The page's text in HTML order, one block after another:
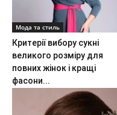
Мода та стиль
Критерії вибору сукні
великого розміру для
повних жінок і кращі
фасони...